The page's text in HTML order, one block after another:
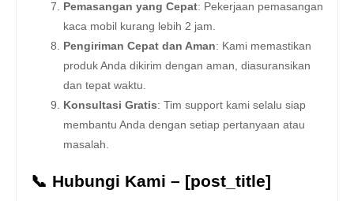
Pemasangan yang Cepat: Pekerjaan pemasangan
kaca mobil kurang lebih 2 jam.
Pengiriman Cepat dan Aman: Kami memastikan
produk Anda dikirim dengan aman, diasuransikan
dan tepat waktu.
Konsultasi Gratis: Tim support kami selalu siap
membantu Anda dengan setiap pertanyaan atau
masalah.
📞 Hubungi Kami – [post_title]